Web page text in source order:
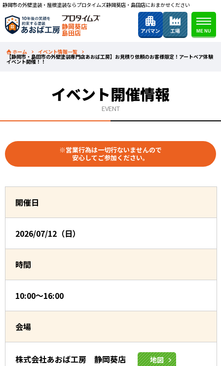
静岡市の外壁塗装・屋根塗装ならプロタイムズ静岡葵店・島田店におまかせください
静岡葵店
島田店
ホーム イベント情報一覧
【静岡市・島田市の外壁塗装専門店あおば工房】お見積り依頼のお客様限定！アートベア体験
イベント開催！！
イベント開催情報
EVENT
※営業行為は一切行ないませんので
安心してご参加ください。
開催日
2026/07/12（日）
時間
10:00～16:00
会場
株式会社あおば工房 静岡葵店 地図